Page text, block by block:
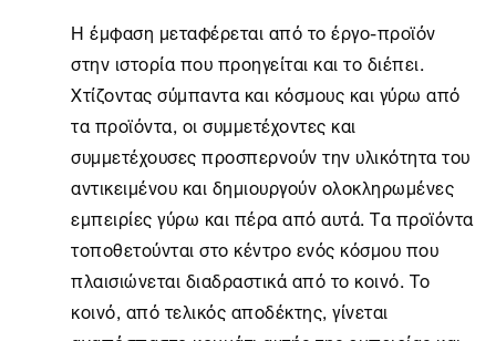
Η έμφαση μεταφέρεται από το έργο-προϊόν
στην ιστορία που προηγείται και το διέπει.
Χτίζοντας σύμπαντα και κόσμους και γύρω από
τα προϊόντα, οι συμμετέχοντες και
συμμετέχουσες προσπερνούν την υλικότητα του
αντικειμένου και δημιουργούν ολοκληρωμένες
εμπειρίες γύρω και πέρα από αυτά. Τα προϊόντα
τοποθετούνται στο κέντρο ενός κόσμου που
πλαισιώνεται διαδραστικά από το κοινό. Το
κοινό, από τελικός αποδέκτης, γίνεται